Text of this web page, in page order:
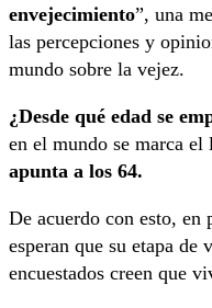
envejecimiento”, una
las percepciones y
mundo sobre la vejez.
¿Desde qué edad se
en el mundo se marca
apunta a los 64.
De acuerdo con esto, en
esperan que su etapa de
encuestados creen que